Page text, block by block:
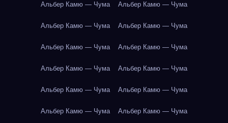
Альбер Камю — Чума Альбер Камю — Чума
Альбер Камю — Чума Альбер Камю — Чума
Альбер Камю — Чума Альбер Камю — Чума
Альбер Камю — Чума Альбер Камю — Чума
Альбер Камю — Чума Альбер Камю — Чума
Альбер Камю — Чума Альбер Камю — Чума